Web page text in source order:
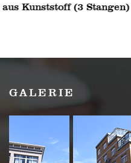
Kunststoff-
GALERIE